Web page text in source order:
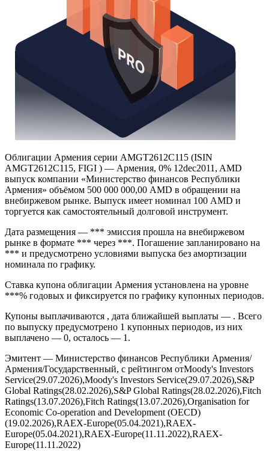
Облигации Армения серии AMGT2612C115 (ISIN
AMGT2612C115, FIGI ) — Армения, 0% 12dec2011, AMD
выпуск компании «Министерство финансов Республики
Армения» объёмом 500 000 000,00 AMD в обращении на
внебиржевом рынке. Выпуск имеет номинал 100 AMD и
торгуется как самостоятельный долговой инструмент.
Дата размещения — *** эмиссия прошла на внебиржевом
рынке в формате *** через ***. Погашение запланировано на
*** и предусмотрено условиями выпуска без амортизации
номинала по графику.
Ставка купона облигации Армения установлена на уровне
***% годовых и фиксируется по графику купонных периодов.
Купоны выплачиваются , дата ближайшей выплаты — . Всего
по выпуску предусмотрено 1 купонных периодов, из них
выплачено — 0, осталось — 1.
Эмитент — Министерство финансов Республики Армения/
Армения/Государственный, с рейтингом отMoody's Investors
Service(29.07.2026),Moody's Investors Service(29.07.2026),S&P
Global Ratings(28.02.2026),S&P Global Ratings(28.02.2026),Fitch
Ratings(13.07.2026),Fitch Ratings(13.07.2026),Organisation for
Economic Co-operation and Development (OECD)
(19.02.2026),RAEX-Europe(05.04.2021),RAEX-
Europe(05.04.2021),RAEX-Europe(11.11.2022),RAEX-
Europe(11.11.2022)